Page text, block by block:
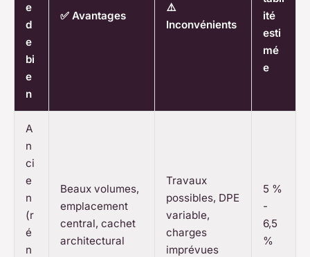
e
d
e
bi
e
n
✅ Avantages
⚠️
Inconvénients
ité
esti
mé
e
A
n
ci
e
n
(r
é
n
Beaux volumes,
emplacement
central, cachet
architectural
Travaux
possibles, DPE
variable,
charges
imprévues
5 %
-
6,5
%